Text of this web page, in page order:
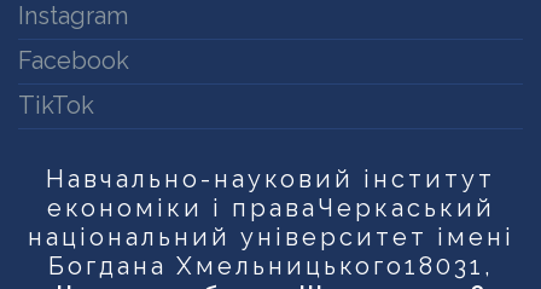
Instagram
Facebook
TikTok
Навчально-науковий інститут
економіки і права Черкаський
національний університет імені
Богдана Хмельницького18031,